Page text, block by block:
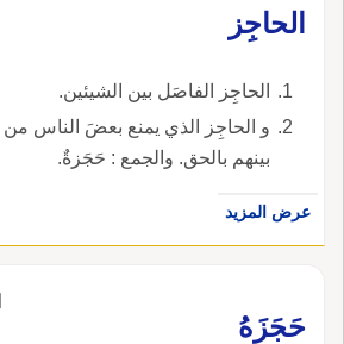
الحاجِز
الحاجِز الفاصَل بين الشيئين.
و الحاجِز الذي يمنع بعضَ الناس
بينهم بالحق. والجمع : حَجَزةٌ.
عرض المزيد
حَجَزَهُ